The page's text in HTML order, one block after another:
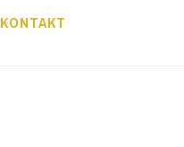
KONTAKT